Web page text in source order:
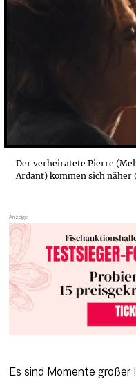
Der verheiratete Pierre
Ardant) kommen sich
Es sind Momente